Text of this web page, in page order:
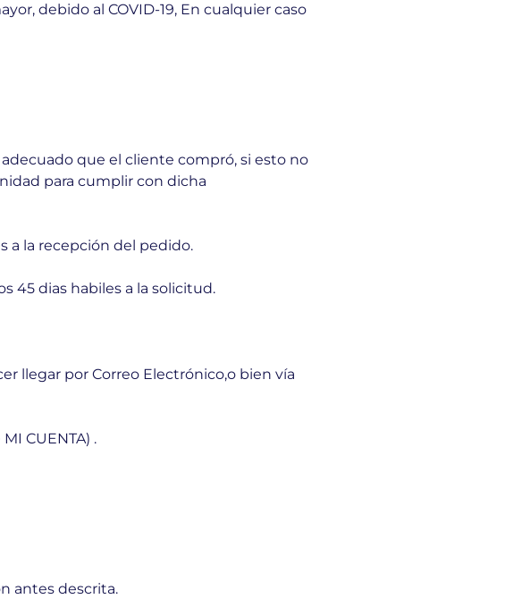
debido al COVID-19, En cualquier caso
que el cliente compró, si esto no
para cumplir con dicha
a la recepción del pedido.
45 dias habiles a la solicitud.
llegar por Correo Electrónico,o bien vía
CUENTA) .
antes descrita.